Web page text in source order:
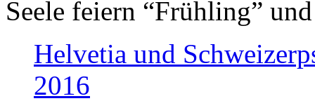
Seele feiern “Frühling”
Helvetia und
2016